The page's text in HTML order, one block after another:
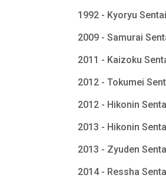
1992 - Kyoryu
2009 - Samurai
2011 - Kaizoku
2012 - Tokumei
2012 - Hikonin
2013 - Hikonin
2013 - Zyuden
2014 - Ressha